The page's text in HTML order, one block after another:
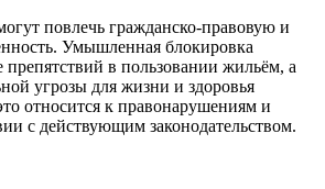
повлечь гражданско‑правовую и
Умышленная блокировка
в пользовании жильём, а
угрозы для жизни и здоровья
относится к правонарушениям и
с действующим законодательством.